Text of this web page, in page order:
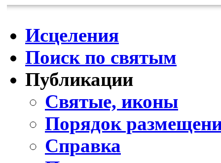
Исцеления
Поиск по святым
Публикации
Святые, иконы
Порядок
Справка